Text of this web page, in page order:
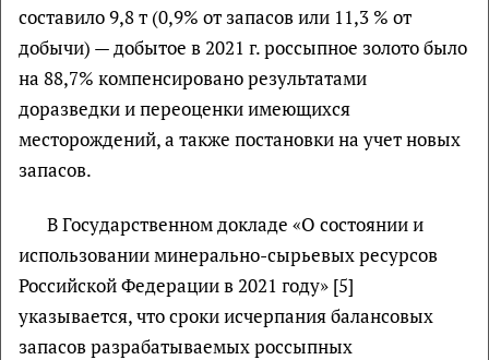
составило 9,8 т (0,9% от запасов или 11,3 % от
добычи) — добытое в 2021 г. россыпное золото было
на 88,7% компенсировано результатами
доразведки и переоценки имеющихся
месторождений, а также постановки на учет новых
запасов.
В Государственном докладе «О состоянии и
использовании минерально-сырьевых ресурсов
Российской Федерации в 2021 году» [5]
указывается, что сроки исчерпания балансовых
запасов разрабатываемых россыпных